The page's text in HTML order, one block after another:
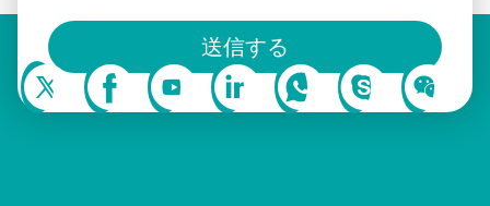
送信する
ソーシャルメディアでもフォローできます